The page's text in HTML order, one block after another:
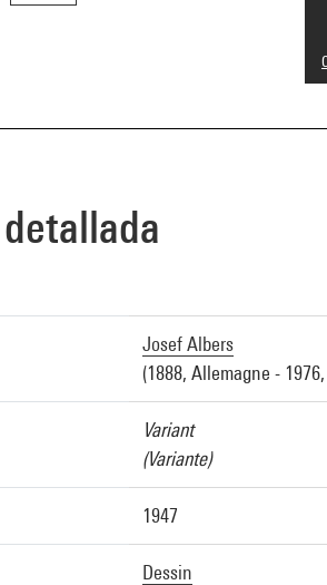
Josef Albers
(1888, Allemagne -
Variant
(Variante)
1947
Dessin